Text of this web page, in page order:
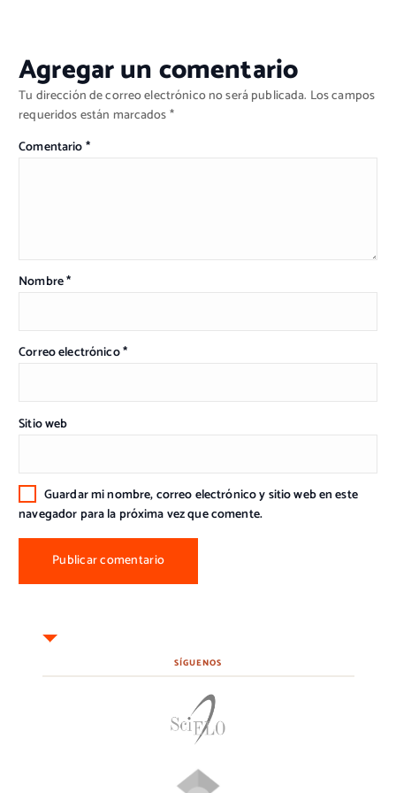
Agregar un comentario
Tu dirección de correo electrónico no será publicada. Los campos
requeridos están marcados*
Comentario*
Nombre*
Correo electrónico*
Sitio web
Guardar mi nombre, correo electrónico y sitio web en este
navegador para la próxima vez que comente.
SÍGUENOS